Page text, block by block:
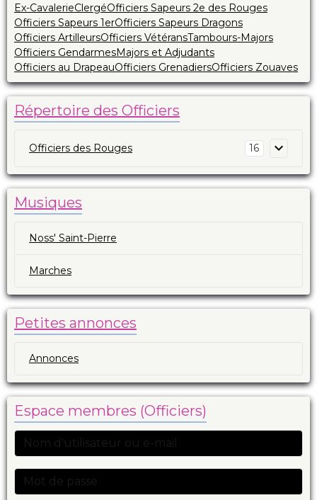
Ex-CavalerieClergéOfficiers Sapeurs 2e des Rouges
Officiers Sapeurs 1erOfficiers Sapeurs Dragons
Officiers ArtilleursOfficiers VétéransTambours-Majors
Officiers GendarmesMajors et Adjudants
Officiers au DrapeauOfficiers GrenadiersOfficiers Zouaves
Répertoire des Officiers
Officiers des Rouges 16
Musiques
Noss' Saint-Pierre
Marches
Petites annonces
Annonces
Espace membres (Officiers)